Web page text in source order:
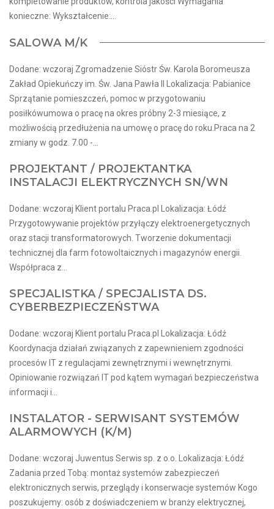
konieczne: Wykształcenie:...
SALOWA M/K
Dodane: wczoraj Zgromadzenie Sióstr Św. Karola Boromeusza
Zakład Opiekuńczy im. Św. Jana Pawła II Lokalizacja: Pabianice
Sprzątanie pomieszczeń, pomoc w przygotowaniu
posiłkówumowa o pracę na okres próbny 2-3 miesiące, z
możliwością przedłużenia na umowę o pracę do roku.Praca na 2
zmiany w godz. 7.00 -...
PROJEKTANT / PROJEKTANTKA
INSTALACJI ELEKTRYCZNYCH SN/WN
Dodane: wczoraj Klient portalu Praca.pl Lokalizacja: Łódź
Przygotowywanie projektów przyłączy elektroenergetycznych
oraz stacji transformatorowych. Tworzenie dokumentacji
technicznej dla farm fotowoltaicznych i magazynów energii.
Współpraca z...
SPECJALISTKA / SPECJALISTA DS.
CYBERBEZPIECZEŃSTWA
Dodane: wczoraj Klient portalu Praca.pl Lokalizacja: Łódź
Koordynacja działań związanych z zapewnieniem zgodności
procesów IT z regulacjami zewnętrznymi i wewnętrznymi.
Opiniowanie rozwiązań IT pod kątem wymagań bezpieczeństwa
informacji i...
INSTALATOR - SERWISANT SYSTEMÓW
ALARMOWYCH (K/M)
Dodane: wczoraj Juwentus Serwis sp. z o.o. Lokalizacja: Łódź
Zadania przed Tobą: montaż systemów zabezpieczeń
elektronicznych serwis, przeglądy i konserwacje systemów Kogo
poszukujemy: osób z doświadczeniem w branży elektrycznej,